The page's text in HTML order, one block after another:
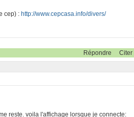
cep) : http://www.cepcasa.info/divers/
Répondre Citer
reste. voila l'affichage lorsque je connecte: